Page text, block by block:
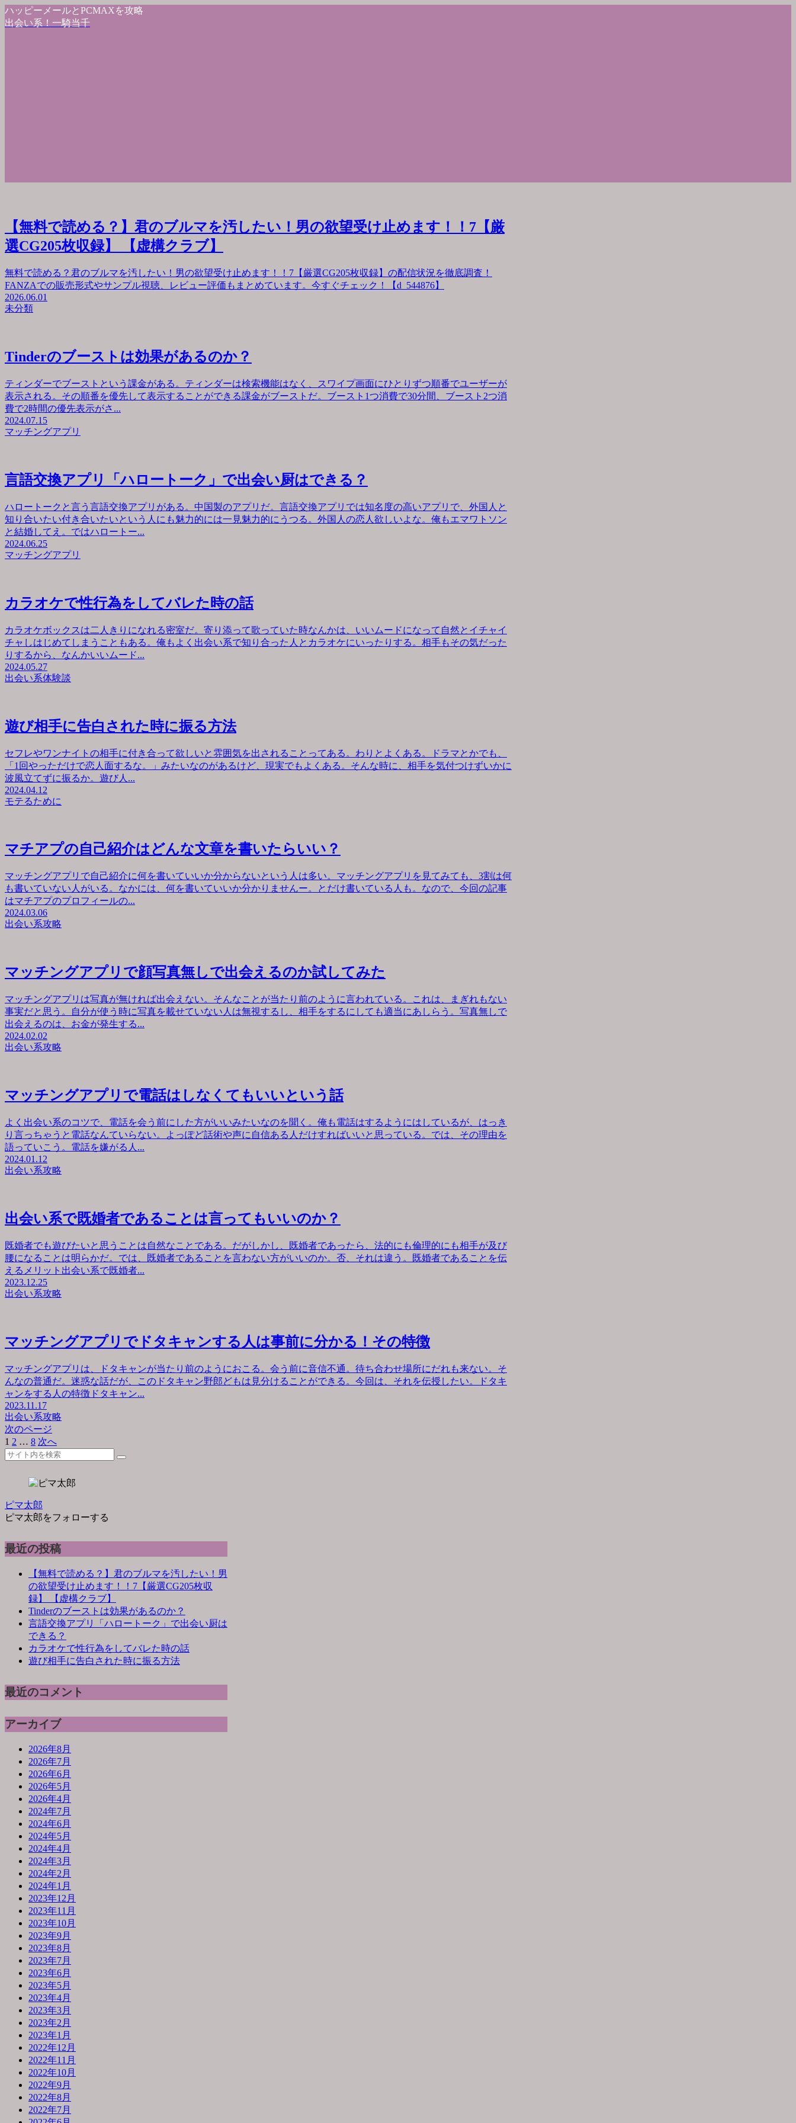
ハッピーメールとPCMAXを攻略
出会い系！一騎当千
【無料で読める？】君のブルマを汚したい！男の欲望受け止めます！！7【厳
選CG205枚収録】 【虚構クラブ】
無料で読める？君のブルマを汚したい！男の欲望受け止めます！！7【厳選CG205枚収録】の配信状況を徹底調査！
FANZAでの販売形式やサンプル視聴、レビュー評価もまとめています。今すぐチェック！【d_544876】
2026.06.01
未分類
Tinderのブーストは効果があるのか？
ティンダーでブーストという課金がある。ティンダーは検索機能はなく、スワイプ画面にひとりずつ順番でユーザーが
表示される。その順番を優先して表示することができる課金がブーストだ。ブースト1つ消費で30分間、ブースト2つ消
費で2時間の優先表示がさ...
2024.07.15
マッチングアプリ
言語交換アプリ「ハロートーク」で出会い厨はできる？
ハロートークと言う言語交換アプリがある。中国製のアプリだ。言語交換アプリでは知名度の高いアプリで、外国人と
知り合いたい付き合いたいという人にも魅力的には一見魅力的にうつる。外国人の恋人欲しいよな。俺もエマワトソン
と結婚してえ。ではハロートー...
2024.06.25
マッチングアプリ
カラオケで性行為をしてバレた時の話
カラオケボックスは二人きりになれる密室だ。寄り添って歌っていた時なんかは、いいムードになって自然とイチャイ
チャしはじめてしまうこともある。俺もよく出会い系で知り合った人とカラオケにいったりする。相手もその気だった
りするから、なんかいいムード...
2024.05.27
出会い系体験談
遊び相手に告白された時に振る方法
セフレやワンナイトの相手に付き合って欲しいと雰囲気を出されることってある。わりとよくある。ドラマとかでも、
「1回やっただけで恋人面するな。」みたいなのがあるけど、現実でもよくある。そんな時に、相手を気付つけずいかに
波風立てずに振るか。遊び人...
2024.04.12
モテるために
マチアプの自己紹介はどんな文章を書いたらいい？
マッチングアプリで自己紹介に何を書いていいか分からないという人は多い。マッチングアプリを見てみても、3割は何
も書いていない人がいる。なかには、何を書いていいか分かりませんー。とだけ書いている人も。なので、今回の記事
はマチアプのプロフィールの...
2024.03.06
出会い系攻略
マッチングアプリで顔写真無しで出会えるのか試してみた
マッチングアプリは写真が無ければ出会えない。そんなことが当たり前のように言われている。これは、まぎれもない
事実だと思う。自分が使う時に写真を載せていない人は無視するし、相手をするにしても適当にあしらう。写真無しで
出会えるのは、お金が発生する...
2024.02.02
出会い系攻略
マッチングアプリで電話はしなくてもいいという話
よく出会い系のコツで、電話を会う前にした方がいいみたいなのを聞く。俺も電話はするようにはしているが、はっき
り言っちゃうと電話なんていらない。よっぽど話術や声に自信ある人だけすればいいと思っている。では、その理由を
語っていこう。電話を嫌がる人...
2024.01.12
出会い系攻略
出会い系で既婚者であることは言ってもいいのか？
既婚者でも遊びたいと思うことは自然なことである。だがしかし、既婚者であったら、法的にも倫理的にも相手が及び
腰になることは明らかだ。では、既婚者であることを言わない方がいいのか。否、それは違う。既婚者であることを伝
えるメリット出会い系で既婚者...
2023.12.25
出会い系攻略
マッチングアプリでドタキャンする人は事前に分かる！その特徴
マッチングアプリは、ドタキャンが当たり前のようにおこる。会う前に音信不通。待ち合わせ場所にだれも来ない。そ
んなの普通だ。迷惑な話だが、このドタキャン野郎どもは見分けることができる。今回は、それを伝授したい。ドタキ
ャンをする人の特徴ドタキャン...
2023.11.17
出会い系攻略
次のページ
1 2 … 8 次へ
ピマ太郎
ピマ太郎をフォローする
最近の投稿
【無料で読める？】君のブルマを汚したい！男
の欲望受け止めます！！7【厳選CG205枚収
録】 【虚構クラブ】
Tinderのブーストは効果があるのか？
言語交換アプリ「ハロートーク」で出会い厨は
できる？
カラオケで性行為をしてバレた時の話
遊び相手に告白された時に振る方法
最近のコメント
アーカイブ
2026年8月
2026年7月
2026年6月
2026年5月
2026年4月
2024年7月
2024年6月
2024年5月
2024年4月
2024年3月
2024年2月
2024年1月
2023年12月
2023年11月
2023年10月
2023年9月
2023年8月
2023年7月
2023年6月
2023年5月
2023年4月
2023年3月
2023年2月
2023年1月
2022年12月
2022年11月
2022年10月
2022年9月
2022年8月
2022年7月